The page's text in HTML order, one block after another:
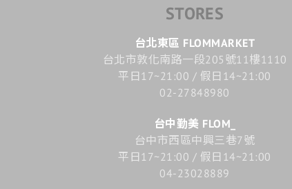
STORES
台北東區 FLOMMARKET
台北市敦化南路一段205號11樓1110
平日17~21:00 / 假日14~21:00
02-27848980
台中勤美 FLOM_
台中市西區中興三巷7號
平日17~21:00 / 假日14~21:00
04-23028889